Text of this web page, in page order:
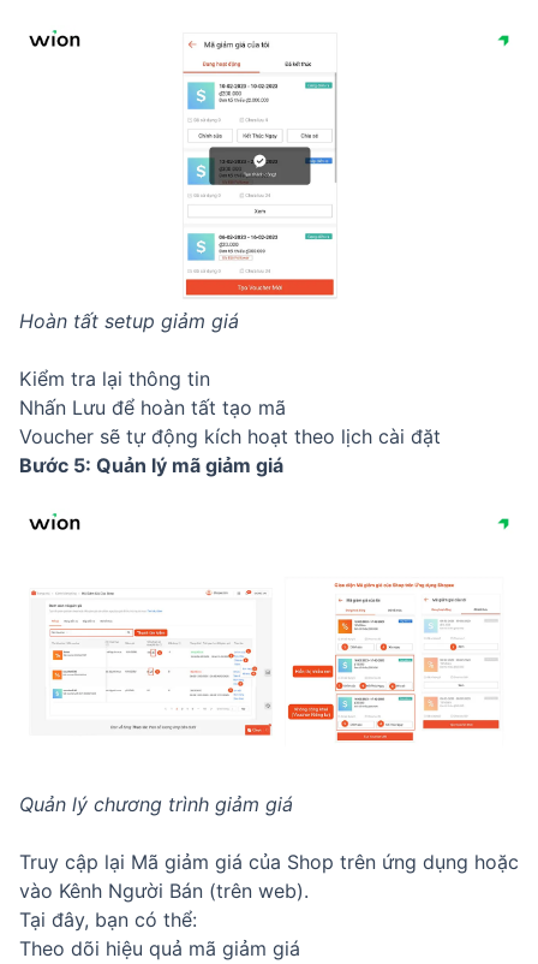
Hoàn tất setup giảm giá
Kiểm tra lại thông tin
Nhấn Lưu để hoàn tất tạo mã
Voucher sẽ tự động kích hoạt theo lịch cài đặt
Bước 5: Quản lý mã giảm giá
Quản lý chương trình giảm giá
Truy cập lại Mã giảm giá của Shop trên ứng dụng hoặc
vào Kênh Người Bán (trên web).
Tại đây, bạn có thể:
Theo dõi hiệu quả mã giảm giá